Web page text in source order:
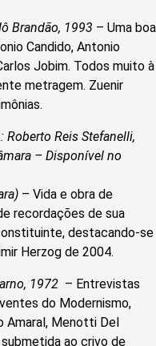
Brandão, 1993 – Uma boa
Candido, Antonio
Jobim. Todos muito à
metragem. Zuenir
Reis Stefanelli,
– Disponível no
– Vida e obra de
recordações de sua
destacando-se
Herzog de 2004.
1972 – Entrevistas
do Modernismo,
Amaral, Menotti Del
ao crivo de